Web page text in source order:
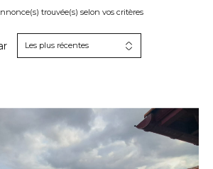
trouvée(s) selon vos critères
Les plus récentes